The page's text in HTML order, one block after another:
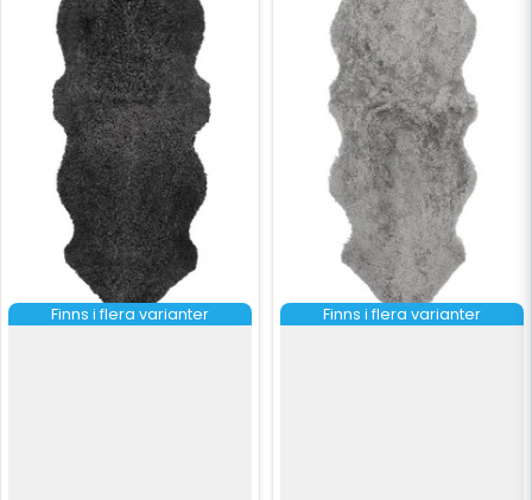
Finns i flera varianter Finns i flera varianter